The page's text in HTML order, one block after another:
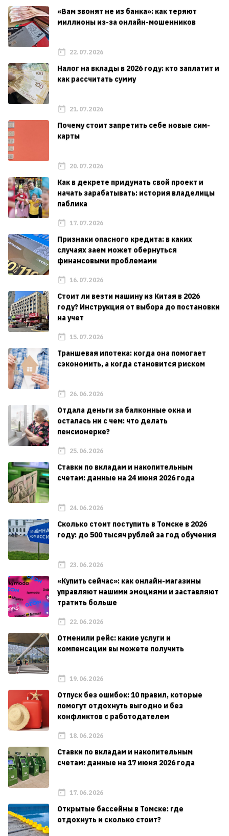
«Вам звонят не из банка»: как теряют
миллионы из-за онлайн-мошенников
22.07.2026
Налог на вклады в 2026 году: кто заплатит и
как рассчитать сумму
21.07.2026
Почему стоит запретить себе новые сим-
карты
20.07.2026
Как в декрете придумать свой проект и
начать зарабатывать: история владелицы
паблика
17.07.2026
Признаки опасного кредита: в каких
случаях заем может обернуться
финансовыми проблемами
16.07.2026
Стоит ли везти машину из Китая в 2026
году? Инструкция от выбора до постановки
на учет
15.07.2026
Траншевая ипотека: когда она помогает
сэкономить, а когда становится риском
26.06.2026
Отдала деньги за балконные окна и
осталась ни с чем: что делать
пенсионерке?
25.06.2026
Ставки по вкладам и накопительным
счетам: данные на 24 июня 2026 года
24.06.2026
Сколько стоит поступить в Томске в 2026
году: до 500 тысяч рублей за год обучения
23.06.2026
«Купить сейчас»: как онлайн-магазины
управляют нашими эмоциями и заставляют
тратить больше
22.06.2026
Отменили рейс: какие услуги и
компенсации вы можете получить
19.06.2026
Отпуск без ошибок: 10 правил, которые
помогут отдохнуть выгодно и без
конфликтов с работодателем
18.06.2026
Ставки по вкладам и накопительным
счетам: данные на 17 июня 2026 года
17.06.2026
Открытые бассейны в Томске: где
отдохнуть и сколько стоит?